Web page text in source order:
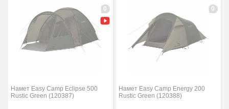
0
Намет Easy Camp Eclipse 500
Rustic Green (120387)
0
Намет Easy Camp Energy 200
Rustic Green (120388)